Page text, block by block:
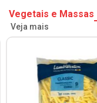
Vegetais e Massas
Veja mais